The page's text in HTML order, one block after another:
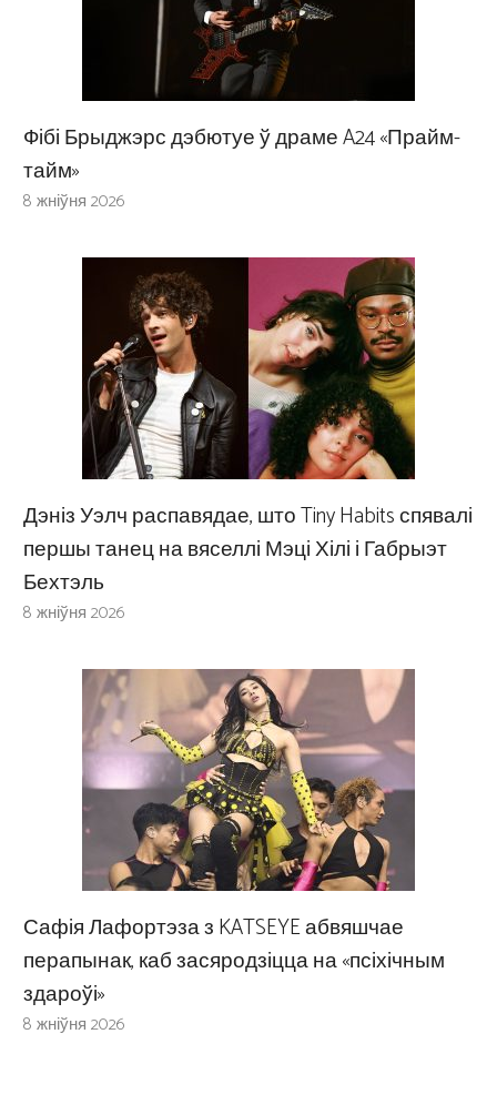
Фібі Брыджэрс дэбютуе ў драме A24 «Прайм-
тайм»
8 жніўня 2026
Дэніз Уэлч распавядае, што Tiny Habits спявалі
першы танец на вяселлі Мэці Хілі і Габрыэт
Бехтэль
8 жніўня 2026
Сафія Лафортэза з KATSEYE абвяшчае
перапынак, каб засяродзіцца на «псіхічным
здароўі»
8 жніўня 2026